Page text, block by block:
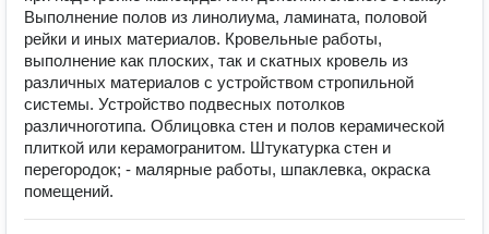
Выполнение полов из линолиума, ламината, половой
рейки и иных материалов. Кровельные работы,
выполнение как плоских, так и скатных кровель из
различных материалов с устройством стропильной
системы. Устройство подвесных потолков
различноготипа. Облицовка стен и полов керамической
плиткой или керамогранитом. Штукатурка стен и
перегородок; - малярные работы, шпаклевка, окраска
помещений.